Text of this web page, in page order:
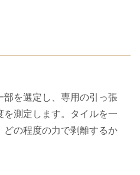
部を選定し、専用の引っ張
を測定します。タイルを一
どの程度の力で剥離するか